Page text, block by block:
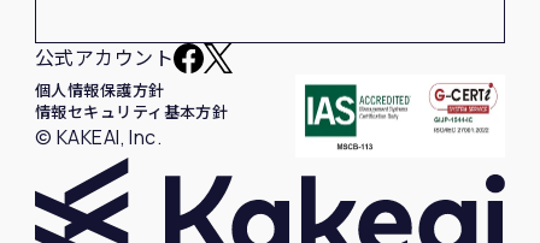
公式アカウント
個人情報保護方針
情報セキュリティ基本方針
© KAKEAI, Inc.